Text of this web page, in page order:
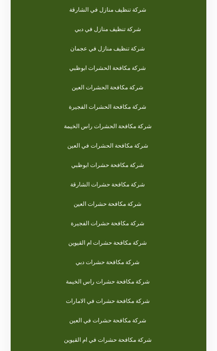
شركة تنظيف منازل في الشارقة
شركة تنظيف منازل في دبي
شركة تنظيف منازل في عجمان
شركة مكافحة الحشرات ابوظبي
شركة مكافحة الحشرات العين
شركة مكافحة الحشرات الفجيرة
شركة مكافحة الحشرات راس الخيمة
شركة مكافحة الحشرات في العين
شركة مكافحة حشرات ابوظبي
شركة مكافحة حشرات الشارقة
شركة مكافحة حشرات العين
شركة مكافحة حشرات الفجيرة
شركة مكافحة حشرات ام القيوين
شركة مكافحة حشرات دبي
شركة مكافحة حشرات راس الخيمة
شركة مكافحة حشرات في الامارات
شركة مكافحة حشرات في العين
شركة مكافحة حشرات في ام القيوين